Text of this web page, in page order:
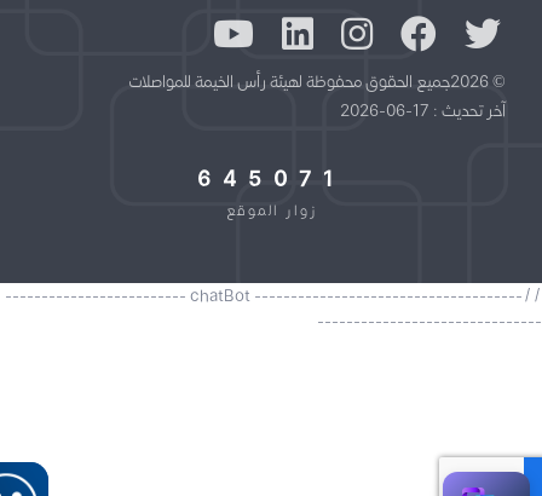
آخر تحديث : 17-06-2026
645071
زوار الموقع
//------------------------------------- chatBot -------------------------